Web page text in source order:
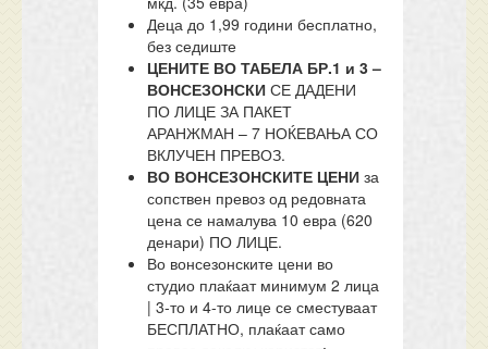
Деца до 1,99 години бесплатно,
без седиште
ЦЕНИТЕ ВО ТАБЕЛА БР.1 и 3 –
ВОНСЕЗОНСКИ СЕ ДАДЕНИ
ПО ЛИЦЕ ЗА ПАКЕТ
АРАНЖМАН – 7 НОЌЕВАЊА СО
ВКЛУЧЕН ПРЕВОЗ.
ВО ВОНСЕЗОНСКИТЕ ЦЕНИ за
сопствен превоз од редовната
цена се намалува 10 евра (620
денари) ПО ЛИЦЕ.
Во вонсезонските цени во
студио плаќаат минимум 2 лица
| 3-то и 4-то лице се сместуваат
БЕСПЛАТНО, плаќаат само